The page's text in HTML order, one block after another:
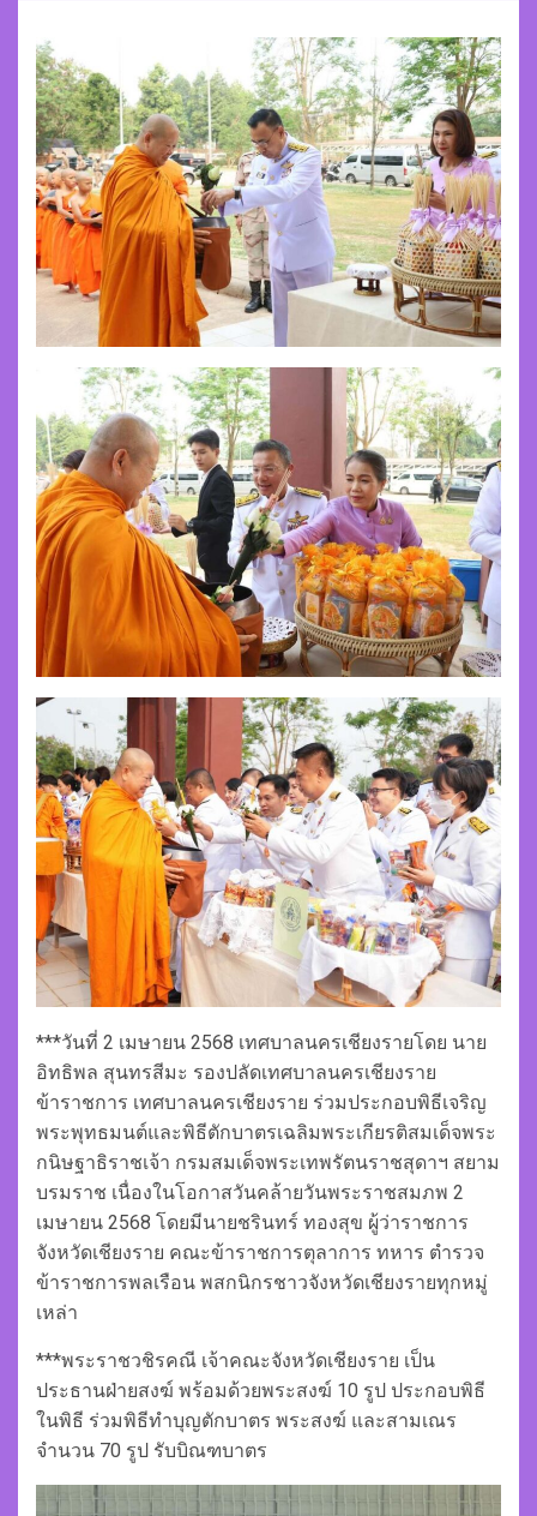
***วันที่ 2 เมษายน 2568 เทศบาลนครเชียงรายโดย นาย
อิทธิพล สุนทรสีมะ รองปลัดเทศบาลนครเชียงราย
ข้าราชการ เทศบาลนครเชียงราย ร่วมประกอบพิธีเจริญ
พระพุทธมนต์และพิธีตักบาตรเฉลิมพระเกียรติสมเด็จพระ
กนิษฐาธิราชเจ้า กรมสมเด็จพระเทพรัตนราชสุดาฯ สยาม
บรมราช เนื่องในโอกาสวันคล้ายวันพระราชสมภพ 2
เมษายน 2568 โดยมีนายชรินทร์ ทองสุข ผู้ว่าราชการ
จังหวัดเชียงราย คณะข้าราชการตุลาการ ทหาร ตำรวจ
ข้าราชการพลเรือน พสกนิกรชาวจังหวัดเชียงรายทุกหมู่
เหล่า
***พระราชวชิรคณี เจ้าคณะจังหวัดเชียงราย เป็น
ประธานฝ่ายสงฆ์ พร้อมด้วยพระสงฆ์ 10 รูป ประกอบพิธี
ในพิธี ร่วมพิธีทำบุญตักบาตร พระสงฆ์ และสามเณร
จำนวน 70 รูป รับบิณฑบาตร